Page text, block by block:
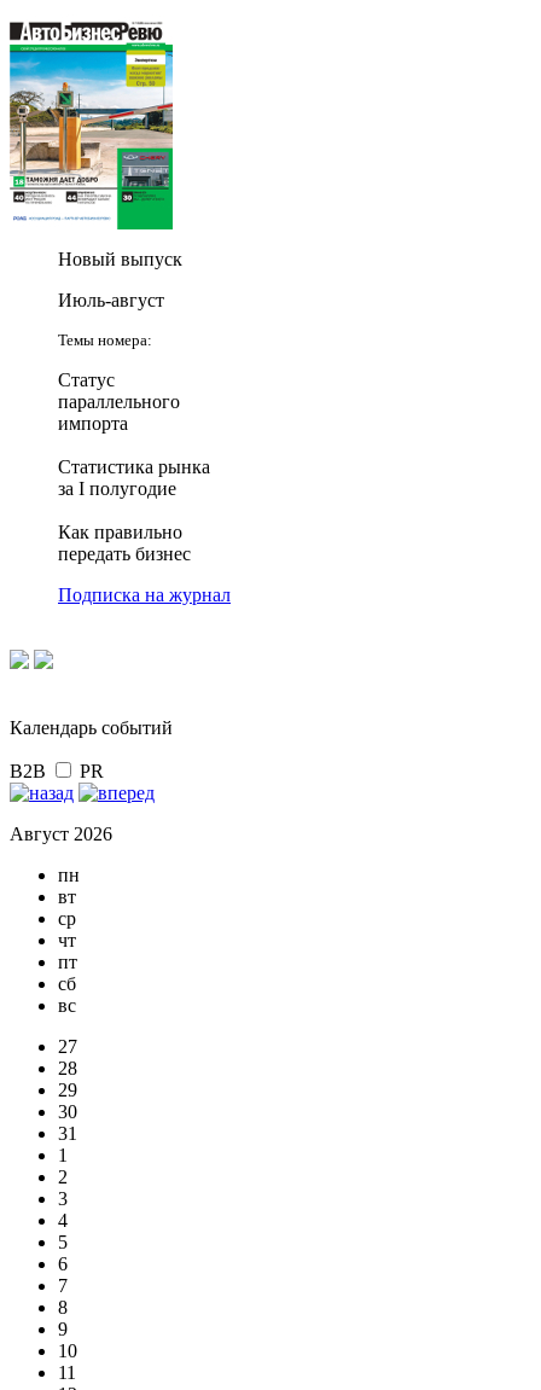
Новый выпуск
Июль-август
Темы номера:
Статус
параллельного
импорта
Статистика рынка
за I полугодие
Как правильно
передать бизнес
Подписка на журнал
Календарь событий
B2B PR
Август 2026
пн
вт
ср
чт
пт
сб
вс
27
28
29
30
31
1
2
3
4
5
6
7
8
9
10
11